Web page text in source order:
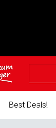
Best Deals!